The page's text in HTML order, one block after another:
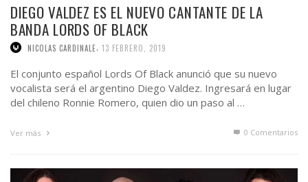
DIEGO VALDEZ ES EL NUEVO CANTANTE DE LA
BANDA LORDS OF BLACK
NICOLAS CARDINALE 13 FEBRERO, 2019
El conjunto español Lords Of Black anunció que su nuevo
vocalista será el argentino Diego Valdez. Ingresará en lugar
del chileno Ronnie Romero, quien dio un paso al …
Ver más 0 Comentarios